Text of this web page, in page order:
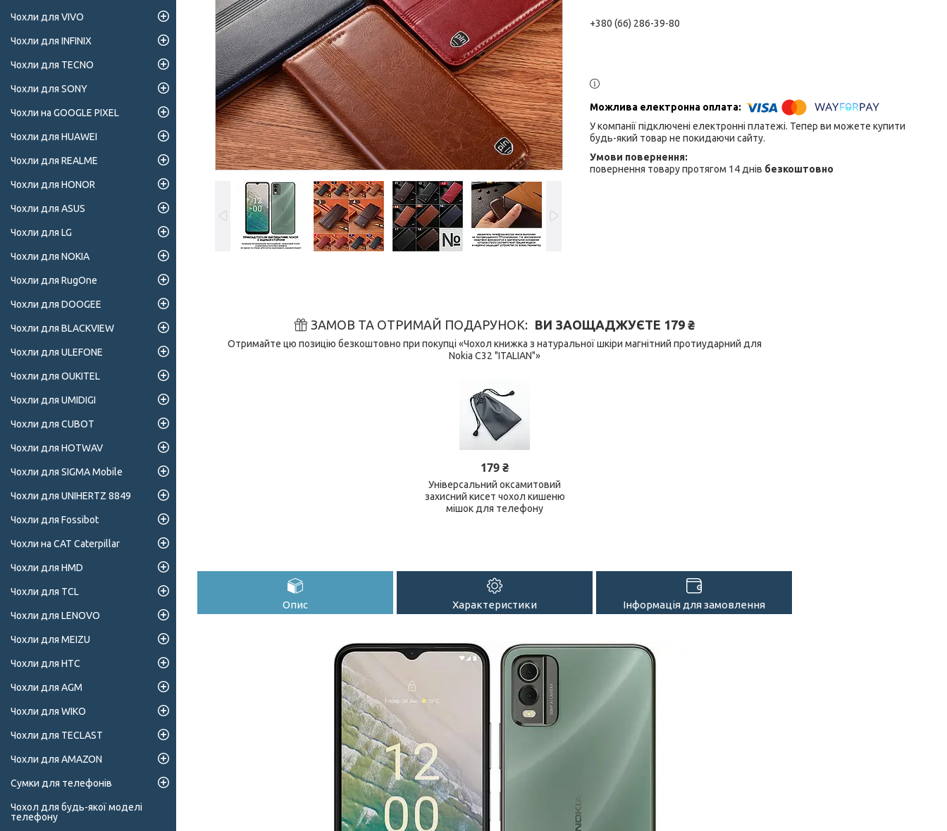
+380 (66) 286-39-80
У компанії підключені електронні платежі. Тепер ви можете купити
будь-який товар не покидаючи сайту.
повернення товару протягом 14 днів безкоштовно
ЗАМОВ ТА ОТРИМАЙ ПОДАРУНОК ВИ ЗАОЩАДЖУЄТЕ 179 ₴
Отримайте цю позицію безкоштовно при покупці «Чохол книжка з натуральної шкіри магнітний протиударний для
Nokia C32 "ITALIAN"»
179 ₴
Універсальний оксамитовий
захисний кисет чохол кишеню
мішок для телефону
Опис Характеристики Інформація для замовлення
Чохли для VIVO
Чохли для INFINIX
Чохли для TECNO
Чохли для SONY
Чохли на GOOGLE PIXEL
Чохли для HUAWEI
Чохли для REALME
Чохли для HONOR
Чохли для ASUS
Чохли для LG
Чохли для NOKIA
Чохли для RugOne
Чохли для DOOGEE
Чохли для BLACKVIEW
Чохли для ULEFONE
Чохли для OUKITEL
Чохли для UMIDIGI
Чохли для CUBOT
Чохли для HOTWAV
Чохли для SIGMA Mobile
Чохли для UNIHERTZ 8849
Чохли для Fossibot
Чохли на CAT Caterpillar
Чохли для HMD
Чохли для TCL
Чохли для LENOVO
Чохли для MEIZU
Чохли для HTC
Чохли для AGM
Чохли для WIKO
Чохли для TECLAST
Чохли для AMAZON
Сумки для телефонів
Чохол для будь-якої моделі
телефону